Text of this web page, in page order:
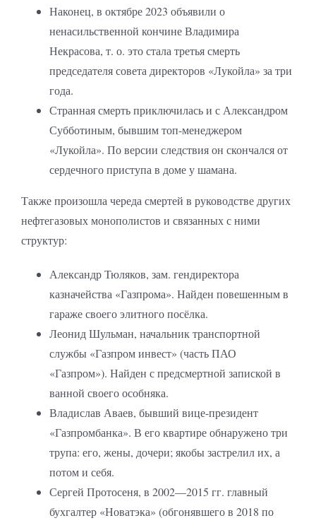
Наконец, в октябре 2023 объявили о
ненасильственной кончине Владимира
Некрасова, т. о. это стала третья смерть
председателя совета директоров «Лукойла» за три
года.
Странная смерть приключилась и с Александром
Субботиным, бывшим топ-менеджером
«Лукойла». По версии следствия он скончался от
сердечного приступа в доме у шамана.
Также произошла череда смертей в руководстве других
нефтегазовых монополистов и связанных с ними
структур:
Александр Тюляков, зам. гендиректора
казначейства «Газпрома». Найден повешенным в
гараже своего элитного посёлка.
Леонид Шульман, начальник транспортной
службы «Газпром инвест» (часть ПАО
«Газпром»). Найден с предсмертной запиской в
ванной своего особняка.
Владислав Аваев, бывший вице-президент
«Газпромбанка». В его квартире обнаружено три
трупа: его, жены, дочери; якобы застрелил их, а
потом и себя.
Сергей Протосеня, в 2002—2015 гг. главный
бухгалтер «Новатэка» (обгонявшего в 2018 по